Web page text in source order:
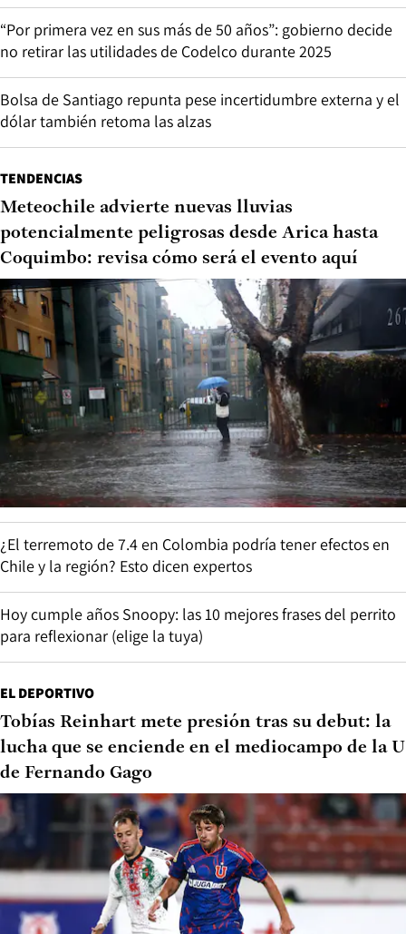
“Por primera vez en sus más de 50 años”: gobierno decide
no retirar las utilidades de Codelco durante 2025
Bolsa de Santiago repunta pese incertidumbre externa y el
dólar también retoma las alzas
TENDENCIAS
Meteochile advierte nuevas lluvias
potencialmente peligrosas desde Arica hasta
Coquimbo: revisa cómo será el evento aquí
¿El terremoto de 7.4 en Colombia podría tener efectos en
Chile y la región? Esto dicen expertos
Hoy cumple años Snoopy: las 10 mejores frases del perrito
para reflexionar (elige la tuya)
EL DEPORTIVO
Tobías Reinhart mete presión tras su debut: la
lucha que se enciende en el mediocampo de la U
de Fernando Gago